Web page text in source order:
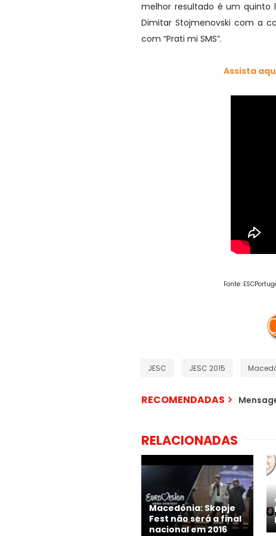
melhor resultado é um quinto
Dimitar Stojmenovski com a
com “Prati mi SMS”.
Assista
Fonte:
JESC JESC 2015
RECOMENDADAS
RELACIONADAS
Macedónia: Skopje
Fest não será a final
nacional em 2016